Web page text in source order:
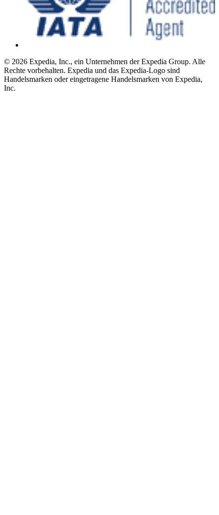
© 2026 Expedia, Inc., ein Unternehmen der Expedia Group. Alle
Rechte vorbehalten. Expedia und das Expedia-Logo sind
Handelsmarken oder eingetragene Handelsmarken von Expedia,
Inc.